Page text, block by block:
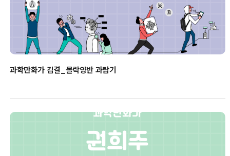
과학만화가 김결_몰락양반 과탐기